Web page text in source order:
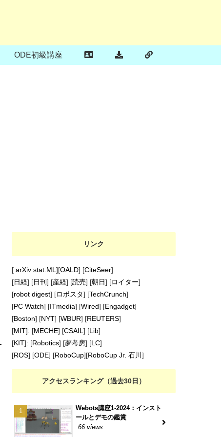
ODE初級講座
リンク
[ arXiv stat.ML ][OALD] [CiteSeer]
[日経] [日刊 ] [産経] [読売] [朝日] [ロイター]
[robot digest] [ロボスタ] [TechCrunch]
[PC Watch] [ITmedia] [Wired] [Engadget]
[Boston] [NYT] [WBUR] [REUTERS]
[MIT]: [MECHE] [CSAIL ] [Lib]
[KIT]: [Robotics] [夢考房] [LC]
[ROS] [ODE] [RoboCup][RoboCup Jr. 石川 ]
アクセスランキング（過去30日）
Webots講座1-2024：インスト
ールとデモの鑑賞
66 views